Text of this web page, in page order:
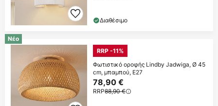
Διαθέσιμο
Νέο
RRP -11%
Φωτιστικό οροφής Lindby Jadwiga, Ø 45
cm, μπαμπού, E27
78,90 €
RRP88,90 €